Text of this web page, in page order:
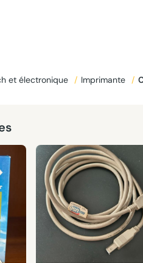
et électronique / Imprimante /